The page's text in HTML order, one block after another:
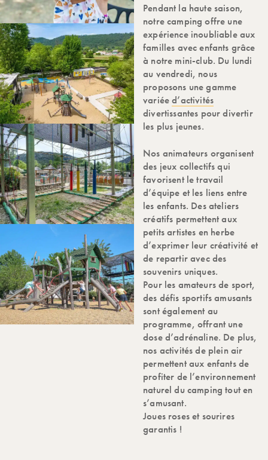
Pendant la haute saison,
notre camping offre une
expérience inoubliable aux
familles avec enfants grâce
à notre mini-club. Du lundi
au vendredi, nous
proposons une gamme
variéed’activités
divertissantes pour divertir
les plus jeunes.
Nos animateurs organisent
des jeux collectifs qui
favorisent le travail
d’équipe et les liens entre
les enfants. Des ateliers
créatifs permettent aux
petits artistes en herbe
d’exprimer leur créativité et
de repartir avec des
souvenirs uniques.
Pour les amateurs de sport,
des défis sportifs amusants
sont également au
programme, offrant une
dose d’adrénaline. De plus,
nos activités de plein air
permettent aux enfants de
profiter de l’environnement
naturel du camping tout en
s’amusant.
Joues roses et sourires
garantis !